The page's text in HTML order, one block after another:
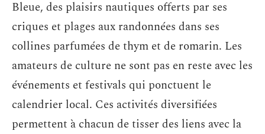
Bleue, des plaisirs nautiques offerts par ses
criques et plages aux randonnées dans ses
collines parfumées de thym et de romarin. Les
amateurs de culture ne sont pas en reste avec les
événements et festivals qui ponctuent le
calendrier local. Ces activités diversifiées
permettent à chacun de tisser des liens avec la